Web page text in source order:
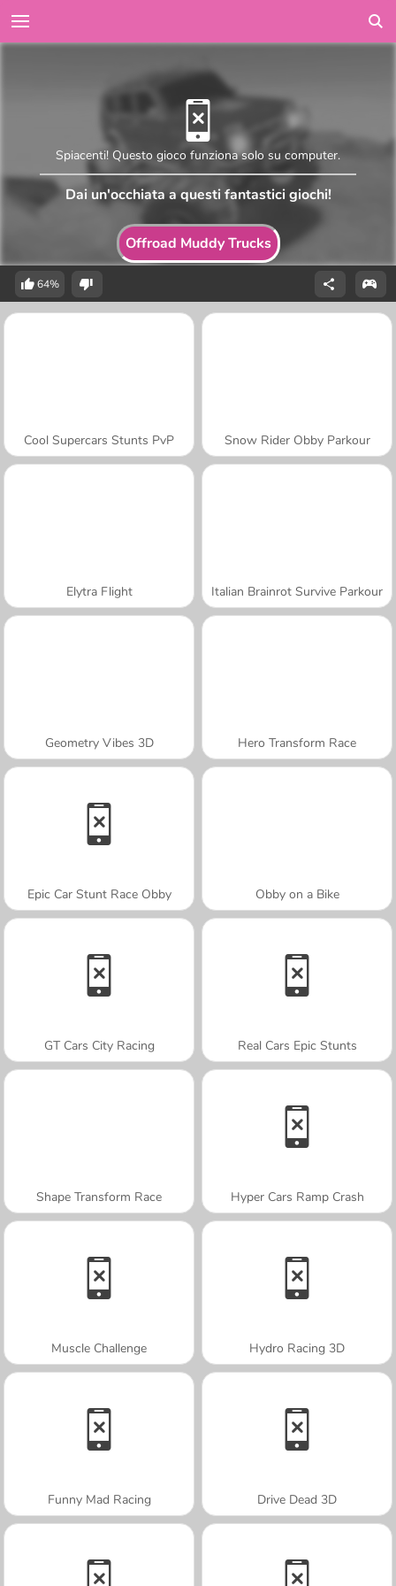
Offroad Muddy Trucks
Spiacenti! Questo gioco funziona solo su computer.
Dai un'occhiata a questi fantastici giochi!
64%
Cool Supercars Stunts PvP Snow Rider Obby Parkour
Elytra Flight Italian Brainrot Survive Parkour
Geometry Vibes 3D Hero Transform Race
Epic Car Stunt Race Obby Obby on a Bike
GT Cars City Racing Real Cars Epic Stunts
Shape Transform Race Hyper Cars Ramp Crash
Muscle Challenge Hydro Racing 3D
Funny Mad Racing Drive Dead 3D